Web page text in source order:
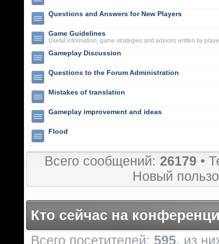
Questions and Answers for New Players
Game Guidelines
Useful information, game strategies and advices written by
Gameplay Discussion
Questions to the Forum Administration
Mistakes of translation
Gameplay improvement and ideas
Flood
Всего сообщений: 26179 •
Новый
Кто сейчас на
Всего посетителей: 595, из